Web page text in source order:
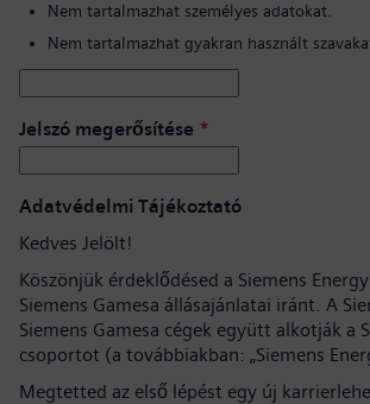
Nem tartalmazhat személyes adatokat.
Nem tartalmazhat gyakran használt
Jelszó megerősítése *
Adatvédelmi Tájékoztató
Kedves Jelölt!
Köszönjük érdeklődésed a Siemens
Siemens Gamesa állásajánlatai iránt. A
Siemens Gamesa cégek együtt alkotják a
csoportot (a továbbiakban: „Siemens
Megtetted az első lépést egy új